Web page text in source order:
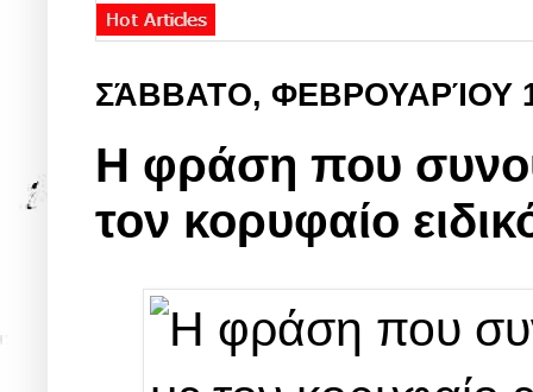
ΣΆΒΒΑΤΟ, ΦΕΒΡΟΥΑΡΊΟΥ
Η φράση που
τον κορυφαίο